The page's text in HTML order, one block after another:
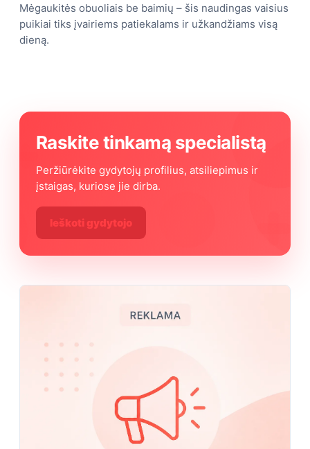
Mėgaukitės obuoliais be baimių – šis naudingas vaisius
puikiai tiks įvairiems patiekalams ir užkandžiams visą
dieną.
Raskite tinkamą specialistą
Peržiūrėkite gydytojų profilius, atsiliepimus ir
įstaigas, kuriose jie dirba.
Ieškoti gydytojo